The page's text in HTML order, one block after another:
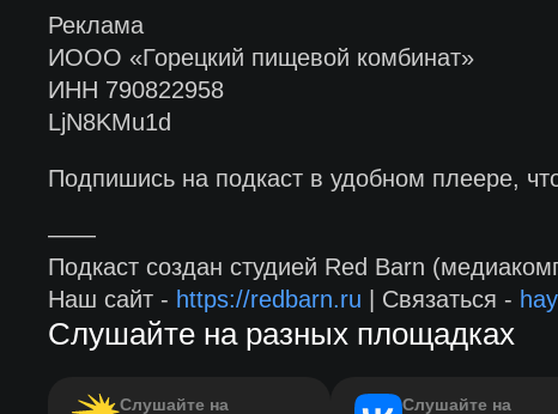
Реклама
ИООО «Горецкий пищевой комбинат»
ИНН 790822958
LjN8KMu1d
Подпишись на подкаст в удобном плеере,
——
Подкаст создан студией Red Barn
Наш сайт - https://redbarn.ru | Связаться -
Слушайте на разных площадках
Слушайте на Слушайте на